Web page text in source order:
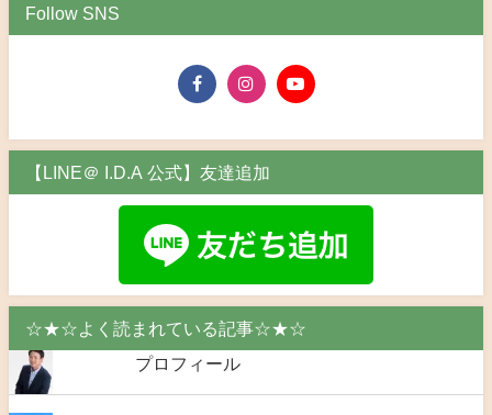
Follow SNS
【LINE＠ I.D.A 公式】友達追加
☆★☆よく読まれている記事☆★☆
プロフィール